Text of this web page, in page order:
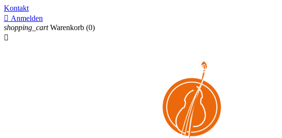
Kontakt
 Anmelden
shopping_cart Warenkorb (0)
